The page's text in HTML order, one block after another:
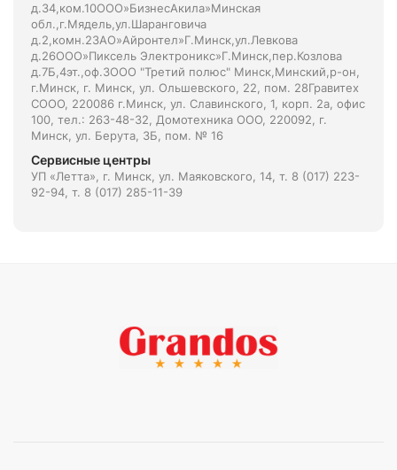
д.34,ком.10ООО»БизнесАкила»Минская
обл.,г.Мядель,ул.Шаранговича
д.2,комн.2ЗАО»Айронтел»Г.Минск,ул.Левкова
д.26ООО»Пиксель Электроникс»Г.Минск,пер.Козлова
д.7Б,4эт.,оф.3ООО "Третий полюс" Минск,Минский,р-он,
г.Минск, г. Минск, ул. Ольшевского, 22, пом. 28Гравитех
СООО, 220086 г.Минск, ул. Славинского, 1, корп. 2а, офис
100, тел.: 263-48-32, Домотехника ООО, 220092, г.
Минск, ул. Берута, 3Б, пом. № 16
Сервисные центры
УП «Летта», г. Минск, ул. Маяковского, 14, т. 8 (017) 223-
92-94, т. 8 (017) 285-11-39